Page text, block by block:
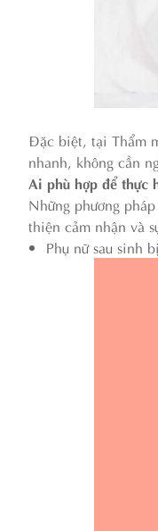
Đặc biệt, tại Thẩm
nhanh, không cần
Ai phù hợp để thực
Những phương
thiện cảm nhận và
Phụ nữ sau sinh